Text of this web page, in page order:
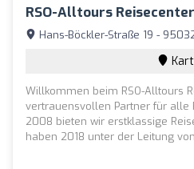
RSO-Alltours
Hans-Böckler-Straße 19 -
Willkommen beim RSO-Alltours
vertrauensvollen Partner für alle
2008 bieten wir erstklassige
haben 2018 unter der Leitung